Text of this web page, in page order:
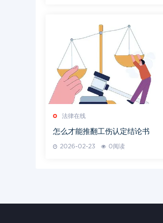
法律在线
怎么才能推翻工伤认定结论书
2026-02-23 0阅读